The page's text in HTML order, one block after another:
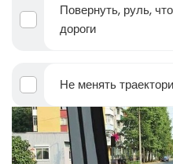
Повернуть, руль,
дороги
Не менять